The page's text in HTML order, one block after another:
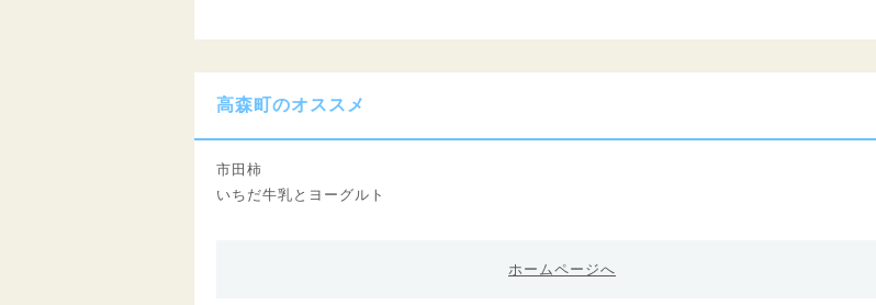
高森町のオススメ
市田柿
いちだ牛乳とヨーグルト
ホームページへ